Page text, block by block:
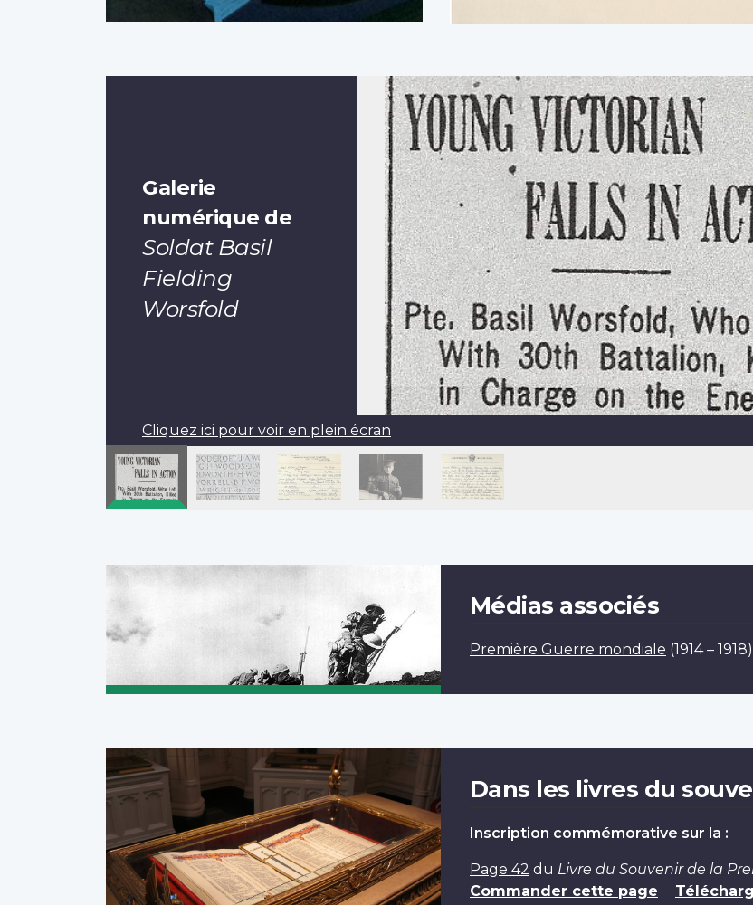
Galerie
numérique de
Soldat Basil
Fielding
Worsfold
Cliquez ici pour voir en plein écran
Médias associés
Première Guerre mondiale (1914 – 1918)
Dans les livres du
Inscription commémorative sur la :
Page 42 du Livre du Souvenir de la
Commander cette page